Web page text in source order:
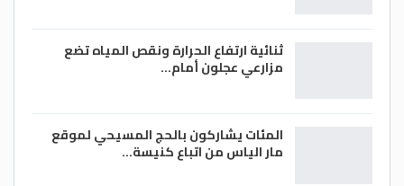
ثنائية ارتفاع الحرارة ونقص المياه تضع
مزارعي عجلون أمام…
المئات يشاركون بالحج المسيحي لموقع
مار الياس من اتباع كنيسة…